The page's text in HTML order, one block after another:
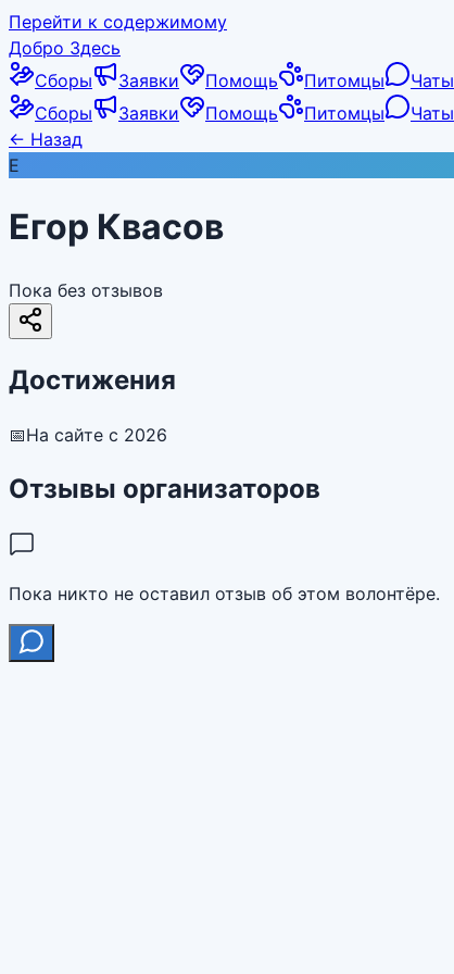
Перейти к содержимому
Добро Здесь
Сборы
Заявки Помощь Питомцы Чаты
Сборы
Заявки Помощь Питомцы Чаты
← Назад
Е
Егор Квасов
Пока без отзывов
Достижения
📅На сайте с 2026
Отзывы организаторов
Пока никто не оставил отзыв об этом волонтёре.